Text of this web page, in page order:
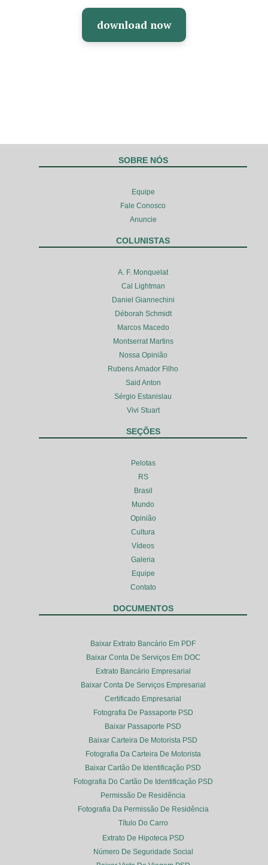
download now
SOBRE NÓS
Equipe
Fale Conosco
Anuncie
COLUNISTAS
A. F. Monquelat
Cal Lightman
Daniel Giannechini
Déborah Schmidt
Marcos Macedo
Montserrat Martins
Nossa Opinião
Rubens Amador Filho
Said Anton
Sérgio Estanislau
Vivi Stuart
SEÇÕES
Pelotas
RS
Brasil
Mundo
Opinião
Cultura
Vídeos
Galeria
Equipe
Contato
DOCUMENTOS
Baixar Extrato Bancário Em PDF
Baixar Conta De Serviços Em DOC
Extrato Bancário Empresarial
Baixar Conta De Serviços Empresarial
Certificado Empresarial
Fotografia De Passaporte PSD
Baixar Passaporte PSD
Baixar Carteira De Motorista PSD
Fotografia Da Carteira De Motorista
Baixar Cartão De Identificação PSD
Fotografia Do Cartão De Identificação PSD
Permissão De Residência
Fotografia Da Permissão De Residência
Título Do Carro
Extrato De Hipoteca PSD
Número De Seguridade Social